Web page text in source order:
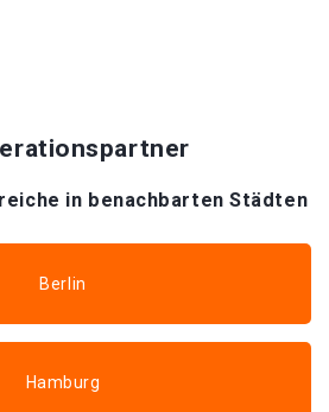
in benachbarten Städten
Berlin
Hamburg